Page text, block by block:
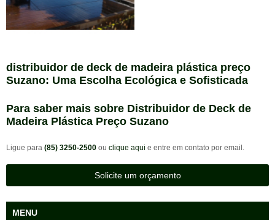
distribuidor de deck de madeira plástica preço
Suzano: Uma Escolha Ecológica e Sofisticada
Para saber mais sobre Distribuidor de Deck de
Madeira Plástica Preço Suzano
Ligue para (85) 3250-2500 ou clique aqui e entre em contato por email.
Solicite um orçamento
MENU